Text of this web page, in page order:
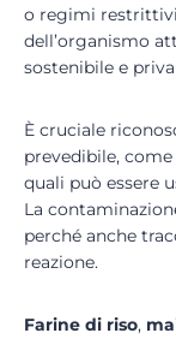
o regimi
dell’organismo
sostenibile e
È cruciale
prevedibile,
quali può essere
La
perché anche
reazione.
Farine di riso,